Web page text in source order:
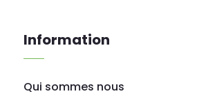
Information
Qui sommes nous